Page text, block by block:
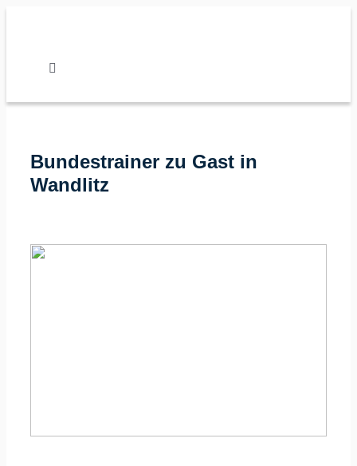
Toggle
Verband
Bundestrainer zu Gast in
Wandlitz